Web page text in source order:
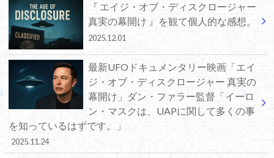
『 エイジ・オブ・ディスクロージャー
真実の幕開け 』を観て個人的な感想。
2025.12.01
最新UFOドキュメンタリー映画「エイ
ジ・オブ・ディスクロージャー 真実の
幕開け」ダン・ファラー監督「イーロ
ン・マスクは、UAPに関して多くの事
を知っているはずです。」
2025.11.24